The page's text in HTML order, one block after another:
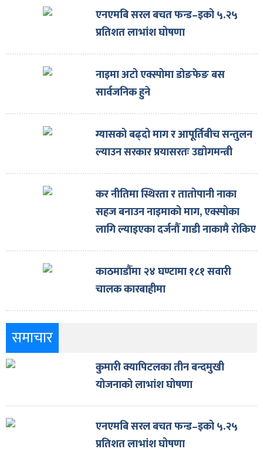
एनएमबि सरल बचत फन्ड–इको ५.२५
प्रतिशत लाभांश घोषणा
नाइमा अटो एक्स्पोमा डोङफेङ बस
सार्वजनिक हुने
ग्यासको बढ्दो माग र आपूर्तिबीच सन्तुलन
ल्याउन सरकार प्रयासरतः उद्योगमन्त्री
कर नीतिमा स्थिरता र तातोपानी नाका
सहज बनाउन नाइमाको माग, एक्स्पोका
लागि ल्याइएका दर्जनौँ गाडी नाकामै रोकिए
काठमाडौँमा २४ घण्टामा १८१ सवारी
चालक कारबाहीमा
समाचार
कुमारी क्यापिटलका तीन बन्दमुखी
योजनाको लाभांश घोषणा
एनएमबि सरल बचत फन्ड–इको ५.२५
प्रतिशत लाभांश घोषणा